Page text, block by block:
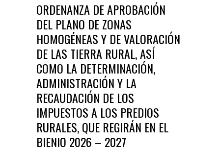
(36)
(38)
Silla Vacía
Sin categoría
ORDENANZA DE APROBACIÓN
DEL PLANO DE ZONAS
HOMOGÉNEAS Y DE VALORACIÓN
DE LAS TIERRA RURAL, ASÍ
COMO LA DETERMINACIÓN,
ADMINISTRACIÓN Y LA
RECAUDACIÓN DE LOS
IMPUESTOS A LOS PREDIOS
RURALES, QUE REGIRÁN EN EL
BIENIO 2026 – 2027